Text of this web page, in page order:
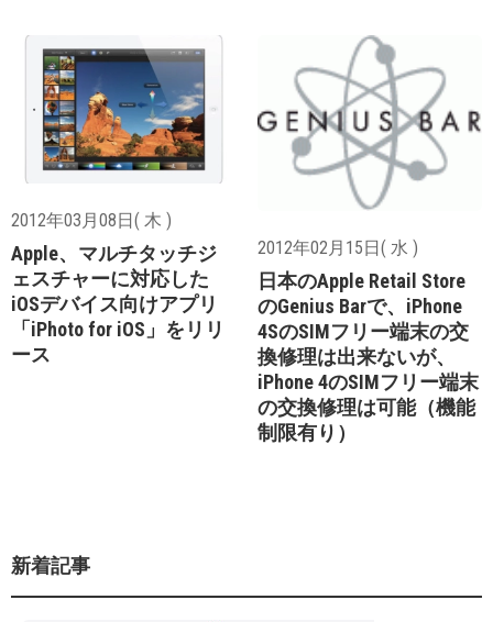
2012年03月08日( 木 )
Apple、マルチタッチジ
ェスチャーに対応した
iOSデバイス向けアプリ
「iPhoto for iOS」をリリ
ース
2012年02月15日( 水 )
日本のApple Retail Store
のGenius Barで、iPhone
4SのSIMフリー端末の交
換修理は出来ないが、
iPhone 4のSIMフリー端末
の交換修理は可能（機能
制限有り）
新着記事